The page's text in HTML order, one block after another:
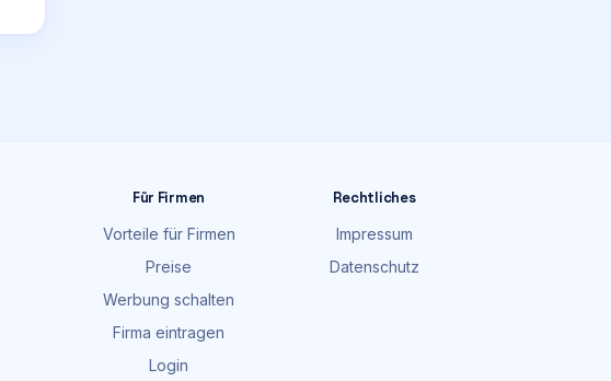
Für Firmen
Vorteile für Firmen
Preise
Werbung schalten
Firma eintragen
Login
Rechtliches
Impressum
Datenschutz